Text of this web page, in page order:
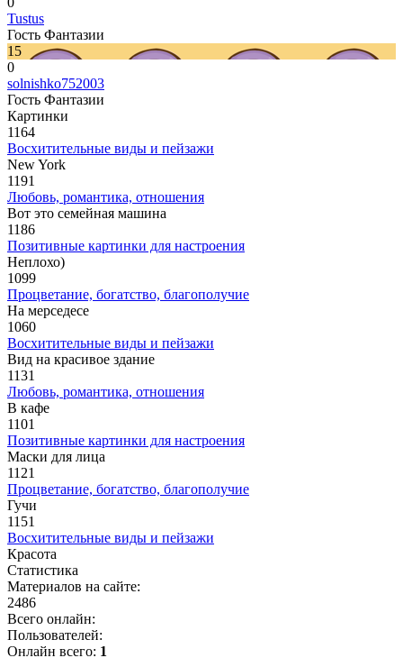
Tustus
Гость Фантазии
15
0
solnishko752003
Гость Фантазии
Картинки
1164
Восхитительные виды и пейзажи
New York
1191
Любовь, романтика, отношения
Вот это семейная машина
1186
Позитивные картинки для настроения
Неплохо)
1099
Процветание, богатство, благополучие
На мерседесе
1060
Восхитительные виды и пейзажи
Вид на красивое здание
1131
Любовь, романтика, отношения
В кафе
1101
Позитивные картинки для настроения
Маски для лица
1121
Процветание, богатство, благополучие
Гучи
1151
Восхитительные виды и пейзажи
Красота
Статистика
Материалов на сайте:
2486
Всего онлайн:
Пользователей:
Онлайн всего: 1